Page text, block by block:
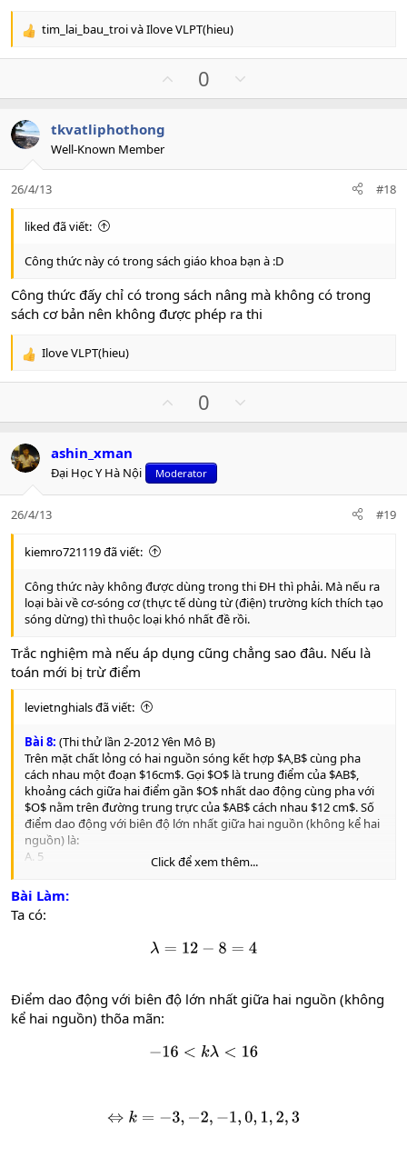
R
t
i
o
n
s
:
tim_lai_bau_troivàIlove VLPT(hieu)
p
e
0
o
o
tkvatliphothong
Well-Known Member
26/4/13 #18
liked đã viết:
Công thức này có trong sách giáo khoa bạn à :D
Công thức đấy chỉ có trong sách nâng mà không có trong
sách cơ bản nên không được phép ra thi
R
t
i
o
n
Ilove VLPT(hieu)
p
o
t
e
0
o
o
ashin_xman
Đại Học Y Hà Nội Moderator
26/4/13 #19
kiemro721119 đã viết:
Công thức này không được dùng trong thi ĐH thì phải. Mà nếu ra
loại bài về cơ-sóng cơ (thực tế dùng từ (điện) trường kích thích tạo
sóng dừng) thì thuộc loại khó nhất đề rồi.
Trắc nghiệm mà nếu áp dụng cũng chẳng sao đâu. Nếu là
toán mới bị trừ điểm
levietnghials đã viết:
Bài 8: (Thi thử lần 2-2012 Yên Mô B)
Trên mặt chất lỏng có hai nguồn sóng kết hợp $A,B$ cùng pha
cách nhau một đoạn $16cm$. Gọi $O$ là trung điểm của $AB$,
khoảng cách giữa hai điểm gần $O$ nhất dao động cùng pha với
$O$ nằm trên đường trung trực của $AB$ cách nhau $12 cm$. Số
điểm dao động với biên độ lớn nhất giữa hai nguồn (không kể hai
nguồn) là:
A. 5
C. 7
D. 15
Click để xem thêm...
Bài Làm:
Ta có:
λ =12 −8= 4
Điểm dao động với biên độ lớn nhất giữa hai nguồn (không
kể hai nguồn) thõa mãn:
−16< kλ< 16
⇔k =−3, −2,− 1,0,1,2 3